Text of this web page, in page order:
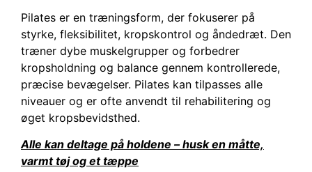
Pilates er en træningsform, der fokuserer på
styrke, fleksibilitet, kropskontrol og åndedræt. Den
træner dybe muskelgrupper og forbedrer
kropsholdning og balance gennem kontrollerede,
præcise bevægelser. Pilates kan tilpasses alle
niveauer og er ofte anvendt til rehabilitering og
øget kropsbevidsthed.
Alle kan deltage på holdene – husk en måtte,
varmt tøj og et tæppe